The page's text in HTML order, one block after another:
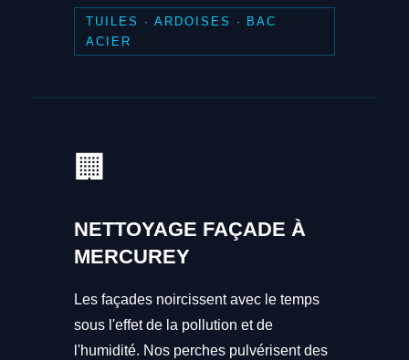
TUILES · ARDOISES · BAC
ACIER
🏢
NETTOYAGE FAÇADE À
MERCUREY
Les façades noircissent avec le temps
sous l'effet de la pollution et de
l'humidité. Nos perches pulvérisent des